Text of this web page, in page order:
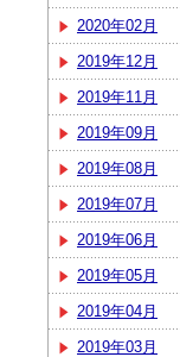
2020年02月
2019年12月
2019年11月
2019年09月
2019年08月
2019年07月
2019年06月
2019年05月
2019年04月
2019年03月